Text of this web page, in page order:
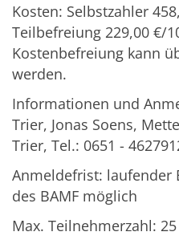
Kosten: Selbstzahler
Teilbefreiung 229,00 €/
Kostenbefreiung kann
werden.
Informationen und
Trier, Jonas Soens,
Trier, Tel.: 0651 -
Anmeldefrist: laufender
des BAMF möglich
Max. Teilnehmerzahl: